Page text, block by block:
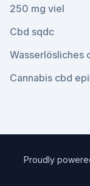
250 mg viel
Cbd sqdc
Wasserlösliches
Cannabis cbd
Proudly